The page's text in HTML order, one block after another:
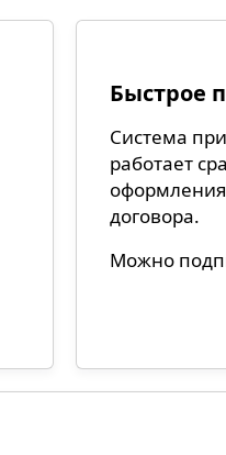
Быстрое
Система
работает
оформления
договора.
Можно